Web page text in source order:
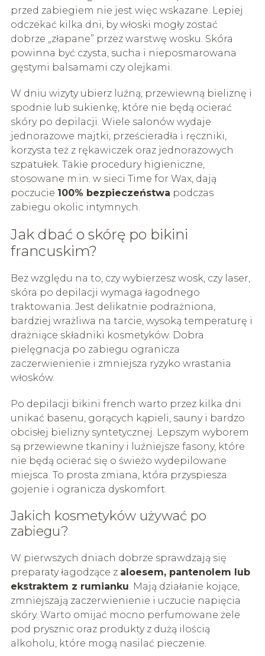
przed zabiegiem nie jest więc wskazane. Lepiej
odczekać kilka dni, by włoski mogły zostać
dobrze „złapane” przez warstwę wosku. Skóra
powinna być czysta, sucha i nieposmarowana
gęstymi balsamami czy olejkami.
W dniu wizyty ubierz luźną, przewiewną bieliznę i
spodnie lub sukienkę, które nie będą ocierać
skóry po depilacji. Wiele salonów wydaje
jednorazowe majtki, prześcieradła i ręczniki,
korzysta też z rękawiczek oraz jednorazowych
szpatułek. Takie procedury higieniczne,
stosowane m.in. w sieci Time for Wax, dają
poczucie 100% bezpieczeństwa podczas
zabiegu okolic intymnych.
Jak dbać o skórę po bikini
francuskim?
Bez względu na to, czy wybierzesz wosk, czy laser,
skóra po depilacji wymaga łagodnego
traktowania. Jest delikatnie podrażniona,
bardziej wrażliwa na tarcie, wysoką temperaturę i
drażniące składniki kosmetyków. Dobra
pielęgnacja po zabiegu ogranicza
zaczerwienienie i zmniejsza ryzyko wrastania
włosków.
Po depilacji bikini french warto przez kilka dni
unikać basenu, gorących kąpieli, sauny i bardzo
obcisłej bielizny syntetycznej. Lepszym wyborem
są przewiewne tkaniny i luźniejsze fasony, które
nie będą ocierać się o świeżo wydepilowane
miejsca. To prosta zmiana, która przyspiesza
gojenie i ogranicza dyskomfort.
Jakich kosmetyków używać po
zabiegu?
W pierwszych dniach dobrze sprawdzają się
preparaty łagodzące z aloesem, pantenolem lub
ekstraktem z rumianku. Mają działanie kojące,
zmniejszają zaczerwienienie i uczucie napięcia
skóry. Warto omijać mocno perfumowane żele
pod prysznic oraz produkty z dużą ilością
alkoholu, które mogą nasilać pieczenie.